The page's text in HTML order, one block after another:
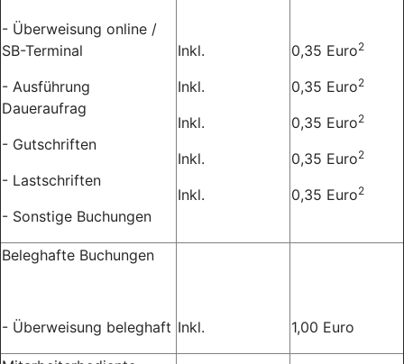
- Überweisung online /
SB-Terminal
- Ausführung
Daueraufrag
- Gutschriften
- Lastschriften
- Sonstige Buchungen
Inkl.
Inkl.
Inkl.
Inkl.
Inkl.
0,35 Euro2
0,35 Euro2
0,35 Euro2
0,35 Euro2
0,35 Euro2
Beleghafte Buchungen
- Überweisung beleghaft Inkl. 1,00 Euro